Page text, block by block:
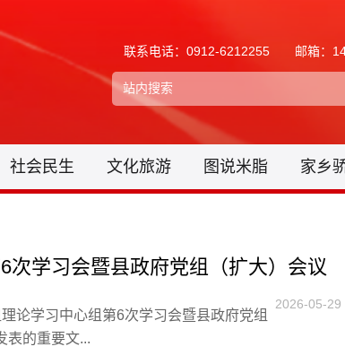
联系电话：0912-6212255 邮箱：
社会民生 文化旅游 图说米脂 家乡
学习会暨县政府党组（扩大）会议
2026-05-29
论学习中心组第6次学习会暨县政府党组
表的重要文...